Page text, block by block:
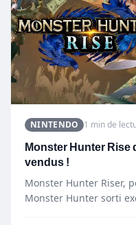
NINTENDO 1 min de
Monster Hunter Rise
vendus !
Monster Hunter Riser,
Monster Hunter sorti